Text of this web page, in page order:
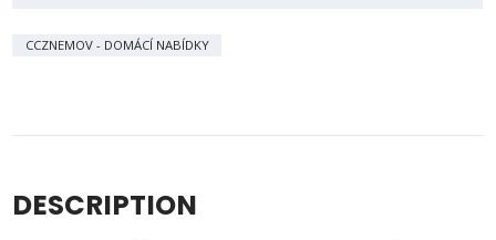
CCZNEMOV - DOMÁCÍ NABÍDKY
DESCRIPTION